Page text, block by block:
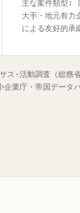
主な案件類型:
大手・地元有力
による友好的承
‐活動調査（総務
企業庁・帝国データ